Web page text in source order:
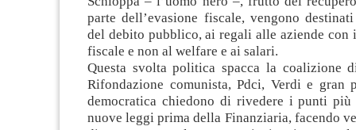
parte dell’evasione fiscale, vengono
del debito pubblico, ai regali alle aziende con
fiscale e non al welfare e ai salari.
Questa svolta politica spacca la coalizione
Rifondazione comunista, Pdci, Verdi e gran
democratica chiedono di rivedere i punti più
nuove leggi prima della Finanziaria, facendo